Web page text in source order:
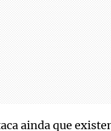
ainda que